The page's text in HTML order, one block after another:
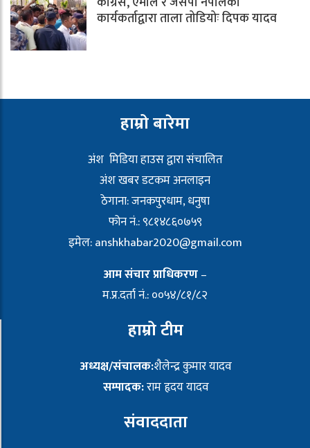
कार्यकर्ताद्वारा ताला तोडियोः दिपक यादव
हाम्रो बारेमा
अंश मिडिया हाउस द्वारा संचालित
अंश खबर डटकम अनलाइन
ठेगाना: जनकपुरधाम, धनुषा
फोन नं.: ९८१४८६०७५९
इमेल:anshkhabar2020@gmail.com
आम संचार प्राधिकरण–
म.प्र.दर्ता नं.: ००५४/८१/८२
हाम्रो टीम
अध्यक्ष/संचालक:शैलेन्द्र कुमार यादव
सम्पादक:राम हृदय यादव
संवाददाता